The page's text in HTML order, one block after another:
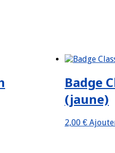
Badge
(jaune)
2,00 €